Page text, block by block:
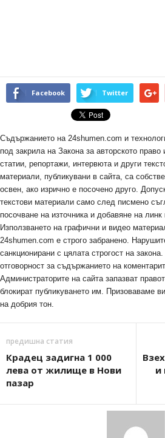
Facebook Twitter
Съдържанието на 24shumen.com и
под закрила на Закона за авторското
статии, репортажи, интервюта и други
материали, публикувани в сайта, са
освен, ако изрично е посочено друго.
текстови материали само след писмено
посочване на източника и добавяне на
Използването на графични и видео
24shumen.com е строго забранено.
санкционирани с цялата строгост на
отговорност за съдържанието на
Администраторите на сайта запазват
блокират публикуването им. Призоваваме
на добрия тон.
предишна статия
Крадец задигна 1 000
лева от жилище в Нови
пазар
и